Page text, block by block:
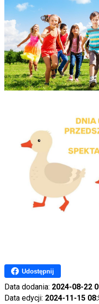
Udostępnij
Data dodania: 2024-08-22
Data edycji: 2024-11-15